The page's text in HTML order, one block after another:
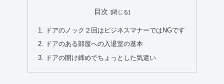
目次
ドアのノック２回はビジネスマナーではNGです
ドアのある部屋への入退室の基本
ドアの開け締めでちょっとした気遣い